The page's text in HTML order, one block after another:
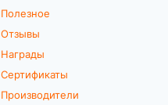
Полезное
Отзывы
Награды
Сертификаты
Производители